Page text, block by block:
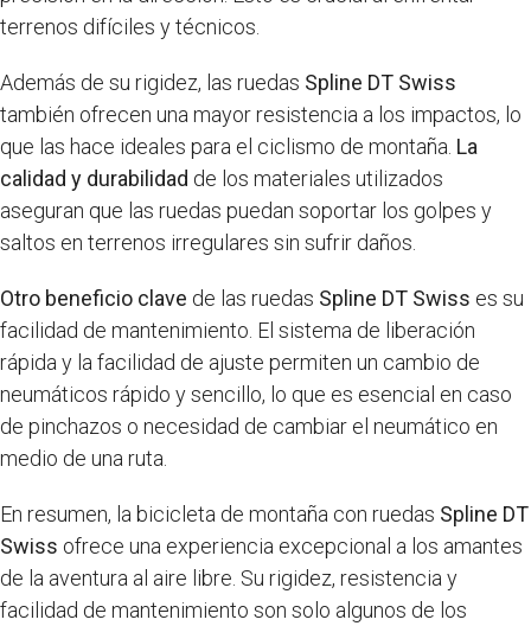
terrenos difíciles y técnicos.
Además de su rigidez, las ruedas Spline DT Swiss
también ofrecen una mayor resistencia a los impactos, lo
que las hace ideales para el ciclismo de montaña. La
calidad y durabilidad de los materiales utilizados
aseguran que las ruedas puedan soportar los golpes y
saltos en terrenos irregulares sin sufrir daños.
Otro beneficio clave de las ruedas Spline DT Swiss es su
facilidad de mantenimiento. El sistema de liberación
rápida y la facilidad de ajuste permiten un cambio de
neumáticos rápido y sencillo, lo que es esencial en caso
de pinchazos o necesidad de cambiar el neumático en
medio de una ruta.
En resumen, la bicicleta de montaña con ruedas Spline DT
Swiss ofrece una experiencia excepcional a los amantes
de la aventura al aire libre. Su rigidez, resistencia y
facilidad de mantenimiento son solo algunos de los